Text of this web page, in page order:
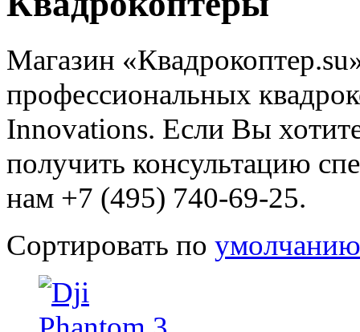
Магазин
профессиональных
Innovations. Если Вы
получить консультацию
нам +7 (495) 740-69-25.
Сортировать по умолчанию